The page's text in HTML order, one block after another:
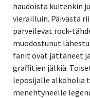
haudoista kuitenkin
vierailluin. Päivästä
parveilevat rock-
muodostunut
fanit ovat jättäneet
graffitien jälkiä.
leposijalle alkoholia
menehtyneelle